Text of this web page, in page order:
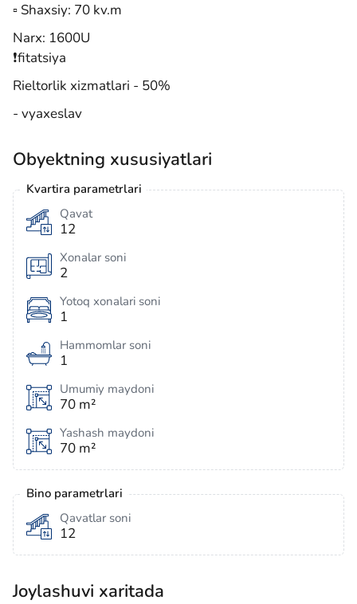
▫️ Shaxsiy: 70 kv.m
Narx: 1600U
❗️fitatsiya
Rieltorlik xizmatlari - 50%
- vyaxeslav
Obyektning xususiyatlari
Kvartira parametrlari
Qavat
12
Xonalar soni
2
Yotoq xonalari soni
1
Hammomlar soni
1
Umumiy maydoni
70 m²
Yashash maydoni
70 m²
Bino parametrlari
Qavatlar soni
12
Joylashuvi xaritada